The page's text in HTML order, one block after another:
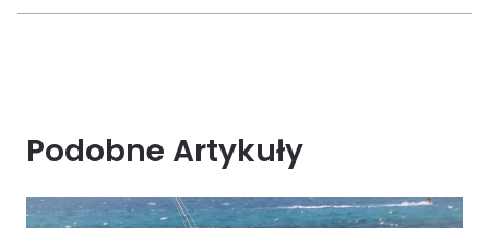
Podobne Artykuły